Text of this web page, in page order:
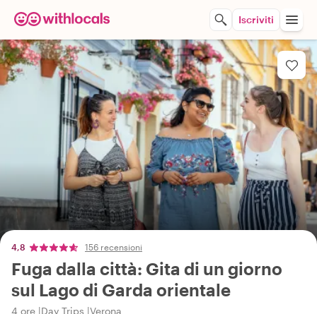
Iscriviti
4,8 156 recensioni
Fuga dalla città: Gita di un giorno
sul Lago di Garda orientale
4 ore Day Trips Verona